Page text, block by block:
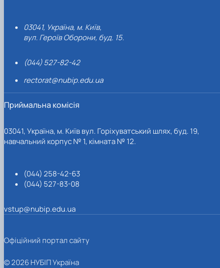
03041, Україна, м. Київ,
вул. Героїв Оборони, буд. 15.
(044) 527-82-42
rectorat@nubip.edu.ua
Приймальна комісія
03041, Україна, м. Київ вул. Горіхуватський шлях, буд. 19,
навчальний корпус № 1, кімната № 12.
(044) 258-42-63
(044) 527-83-08
vstup@nubip.edu.ua
Офіційний портал сайту
© 2026 НУБІП Україна